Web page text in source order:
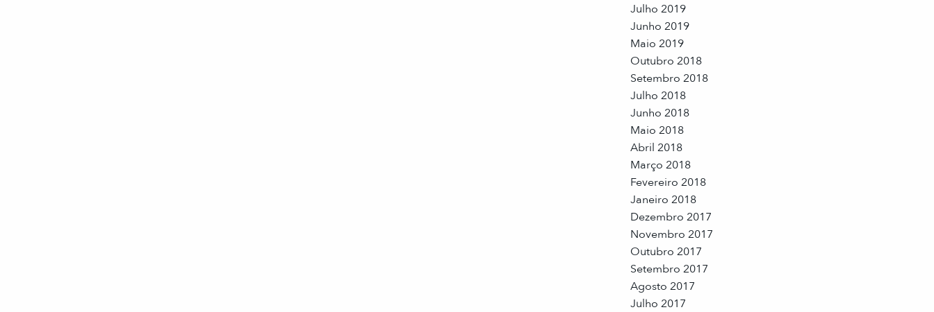
Julho 2019
Junho 2019
Maio 2019
Outubro 2018
Setembro 2018
Julho 2018
Junho 2018
Maio 2018
Abril 2018
Março 2018
Fevereiro 2018
Janeiro 2018
Dezembro 2017
Novembro 2017
Outubro 2017
Setembro 2017
Agosto 2017
Julho 2017